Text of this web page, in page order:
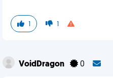
1 1
VoidDragon 0